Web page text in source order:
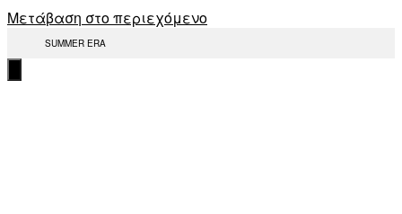
Μετάβαση στο περιεχόμενο
SUMMER ERA